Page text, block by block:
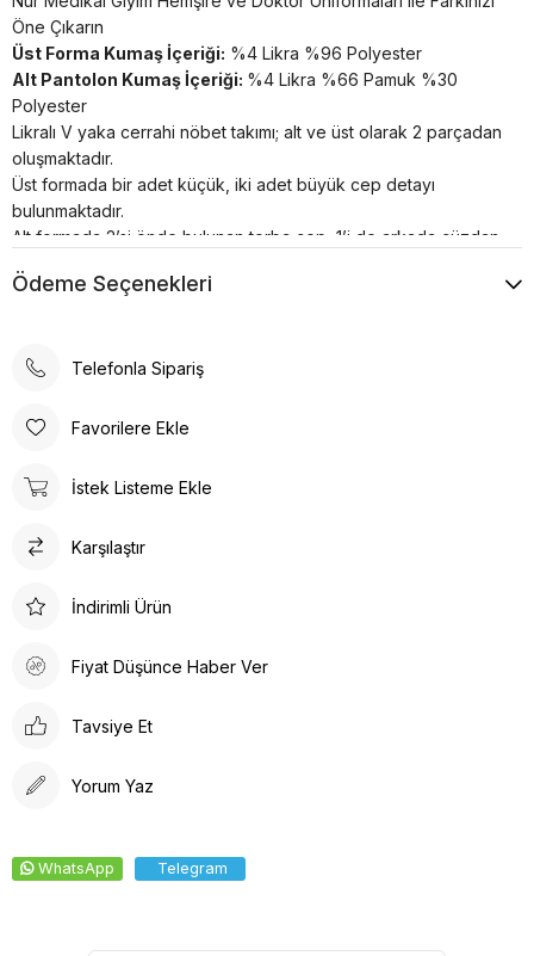
Öne Çıkarın
Üst Forma Kumaş İçeriği: %4 Likra %96 Polyester
Alt Pantolon Kumaş İçeriği: %4 Likra %66 Pamuk %30
Polyester
Likralı V yaka cerrahi nöbet takımı; alt ve üst olarak 2 parçadan
oluşmaktadır.
Üst formada bir adet küçük, iki adet büyük cep detayı
bulunmaktadır.
Alt formada 2’si önde bulunan torba cep, 1’i de arkada cüzdan
Alt forma klasik kesim pantolon paçası şeklindedir, beli lastikli
Renkler uzun süre canlılığını korur;
Nefes alan özel yapıya sahiptir;
Desenli hemşire forması her zaman talep gören bir
üniformadır;
zaman desenli formalar her zaman favori konumda yer alırlar.
Ödeme Seçenekleri
Telefonla Sipariş
Favorilere Ekle
İstek Listeme Ekle
Karşılaştır
İndirimli Ürün
Fiyat Düşünce Haber Ver
Tavsiye Et
Yorum Yaz
WhatsApp Telegram